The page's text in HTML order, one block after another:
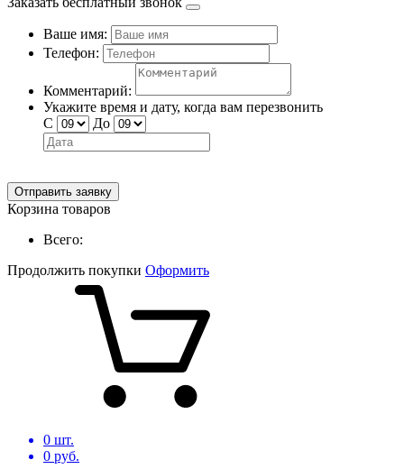
Ваше имя:
Телефон:
Комментарий:
Укажите время и дату, когда вам перезвонить
С
До
Отправить заявку
Корзина товаров
Всего:
Продолжить покупки Оформить
0 шт.
0 руб.